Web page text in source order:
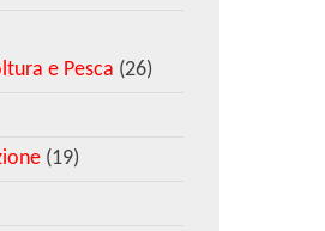
e Pesca (26)
(19)